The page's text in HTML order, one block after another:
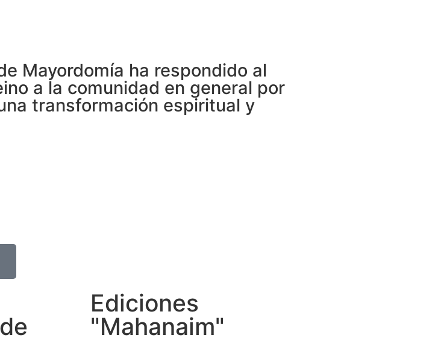
Mayordomía ha respondido al
a la comunidad en general por
transformación espiritual y
Ediciones
"Mahanaim"